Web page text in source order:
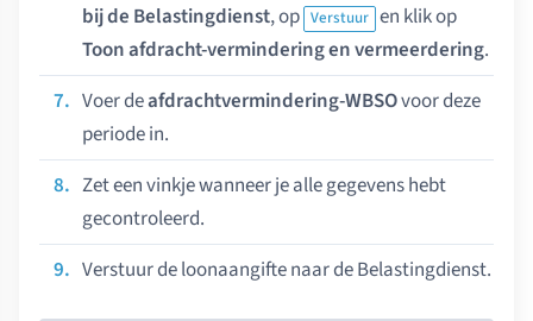
bij de Belastingdienst, op Verstuur en klik op
Toon afdracht-vermindering en vermeerdering.
Voer deafdrachtvermindering-WBSOvoor deze
periode in.
Zet een vinkje wanneer je alle gegevens hebt
gecontroleerd.
Verstuur de loonaangifte naar de Belastingdienst.